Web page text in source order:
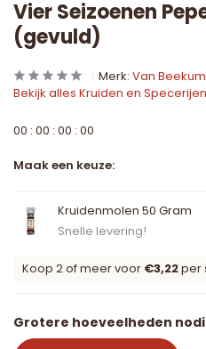
Vier Seizoenen
(gevuld)
Merk: Van
Bekijk alles Kruiden en Specerijen
00 : 00 : 00 : 00
Maak een keuze:
Kruidenmolen 50 Gram
Snelle levering!
Koop 2 of meer voor €3,22per
Grotere hoeveelheden